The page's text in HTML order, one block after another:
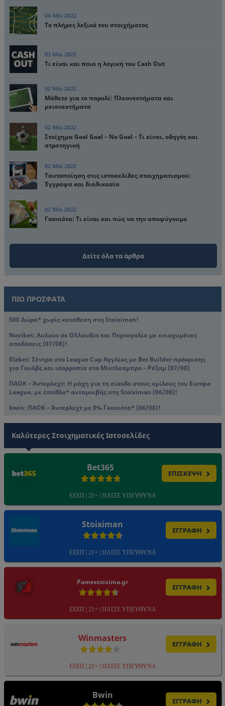
04 Μάι 2022
Το πλήρες λεξικό του στοιχήματος
03 Μάι 2022
Τι είναι και ποια η λογική του Cash Out
02 Μάι 2022
Μάθετε για το παρολί: Πλεονεκτήματα και
μειονεκτήματα
02 Μάι 2022
Στοίχημα Goal Goal – No Goal – Τι είναι, οδηγός και
στρατηγική
02 Μάι 2022
Ταυτοποίηση στις ιστοσελίδες στοιχηματισμού:
Έγγραφα και διαδικασία
02 Μάι 2022
Γκανιότα: Τι είναι και πώς να την αποφύγουμε
Δείτε όλα τα άρθρα
ΠΙΟ ΠΡΟΣΦΑΤΑ
500 Δώρα* χωρίς κατάθεση στη Stoiximan!
Novibet: Αυλαία σε Ολλανδία και Πορτογαλία με ενισχυμένες
αποδόσεις (07/08)!
Elabet: Σέντρα στο League Cup Αγγλίας με Bet Builder πρόκρισης
για Γουλβς και ισορροπία στο Μίντλεσμπρο – Ρέξαμ (07/08)
ΠΑΟΚ – Άντερλεχτ: Η μάχη για τη είσοδο στους ομίλους του Europa
League, με έπαθλο* ανταμοιβής στη Stoiximan (06/08)!
bwin: ΠΑΟΚ – Άντερλεχτ με 0% Γκανιότα* (06/08)!
Καλύτερες Στοιχηματικές Ιστοσελίδες
Bet365
ΕΠΙΣΚΕΨΗ
ΕΕΕΠ | 21+ | ΠΑΙΞΕ ΥΠΕΥΘΥΝΑ
Stoiximan
ΕΓΓΡΑΦΗ
ΕΕΕΠ | 21+ | ΠΑΙΞΕ ΥΠΕΥΘΥΝΑ
Pamestoixima.gr
ΕΓΓΡΑΦΗ
ΕΕΕΠ | 21+ | ΠΑΙΞΕ ΥΠΕΥΘΥΝΑ
Winmasters
ΕΓΓΡΑΦΗ
ΕΕΕΠ | 21+ | ΠΑΙΞΕ ΥΠΕΥΘΥΝΑ
Bwin
ΕΓΓΡΑΦΗ